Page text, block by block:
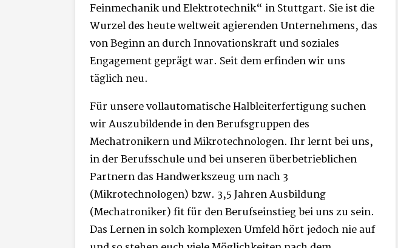
Feinmechanik und Elektrotechnik“ in Stuttgart. Sie ist die
Wurzel des heute weltweit agierenden Unternehmens, das
von Beginn an durch Innovationskraft und soziales
Engagement geprägt war. Seit dem erfinden wir uns
täglich neu.
Für unsere vollautomatische Halbleiterfertigung suchen
wir Auszubildende in den Berufsgruppen des
Mechatronikern und Mikrotechnologen. Ihr lernt bei uns,
in der Berufsschule und bei unseren überbetrieblichen
Partnern das Handwerkszeug um nach 3
(Mikrotechnologen) bzw. 3,5 Jahren Ausbildung
(Mechatroniker) fit für den Berufseinstieg bei uns zu sein.
Das Lernen in solch komplexen Umfeld hört jedoch nie auf